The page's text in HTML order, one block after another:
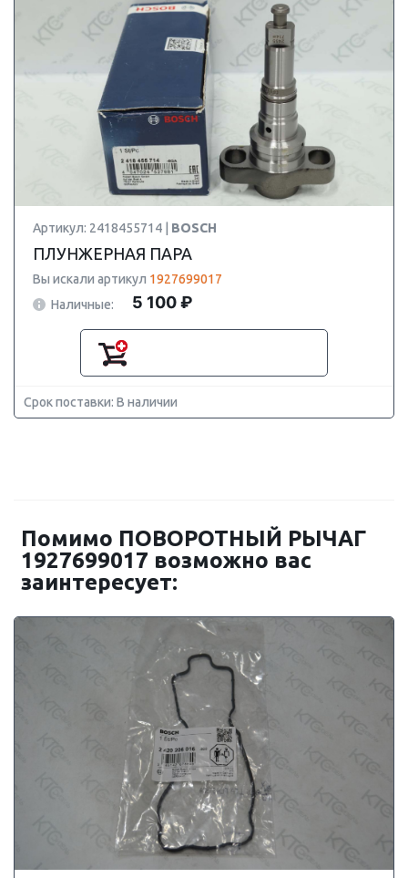
Артикул: 2418455714 | BOSCH
ПЛУНЖЕРНАЯ ПАРА
Вы искали артикул 1927699017
Наличные:
5 100 ₽
Срок поставки: В наличии
Помимо ПОВОРОТНЫЙ РЫЧАГ
1927699017 возможно вас
заинтересует: